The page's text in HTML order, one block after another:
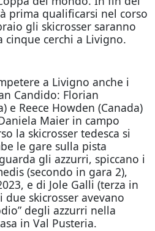
prima qualificarsi nel corso
gli skicrosser saranno
cerchi a Livigno.
a Livigno anche i
Candido: Florian
e Reece Howden (Canada)
Maier in campo
la skicrosser tedesca si
le gare sulla pista
gli azzurri, spiccano i
(secondo in gara 2),
e di Jole Galli (terza in
due skicrosser avevano
degli azzurri nella
in Val Pusteria.